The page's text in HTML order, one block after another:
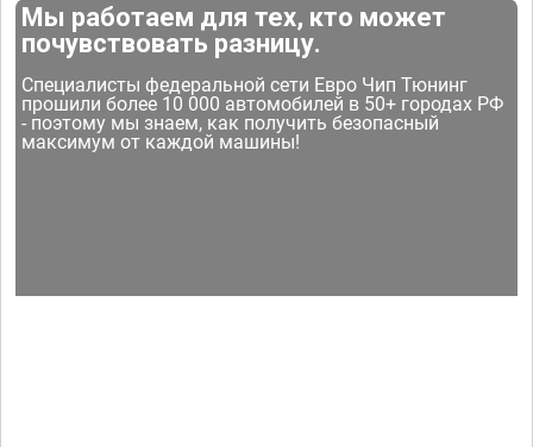
Мы работаем для тех, кто может
почувствовать разницу.
Специалисты федеральной сети Евро Чип Тюнинг
прошили более 10 000 автомобилей в 50+ городах РФ
- поэтому мы знаем, как получить безопасный
максимум от каждой машины!